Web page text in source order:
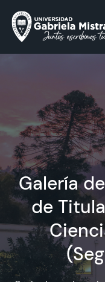
La Universidad
Facultades y
Vinculación con el
Investigación
Acreditación
Galería
de